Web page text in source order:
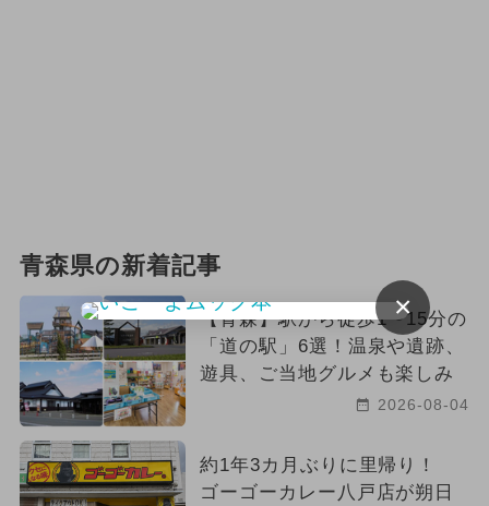
2026年10月のイベント
2026年3月のイベント ハロウィン
2024年5月のイベント
2024年8月のイベント
2024年6月のイベント 日帰り
青森県の新着記事
【青森】駅から徒歩1〜15分の
「道の駅」6選！温泉や遺跡、
遊具、ご当地グルメも楽しみ
2026-08-04
約1年3カ月ぶりに里帰り！
ゴーゴーカレー八戸店が朔日
×